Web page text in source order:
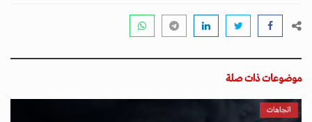
موضوعات ذات صلة
اتجاهات